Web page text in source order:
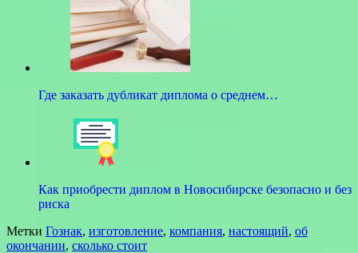
Где заказать дубликат диплома о среднем…
Как приобрести диплом в Новосибирске безопасно и без
риска
Метки Гознак, изготовление, компания, настоящий, об
окончании, сколько стоит